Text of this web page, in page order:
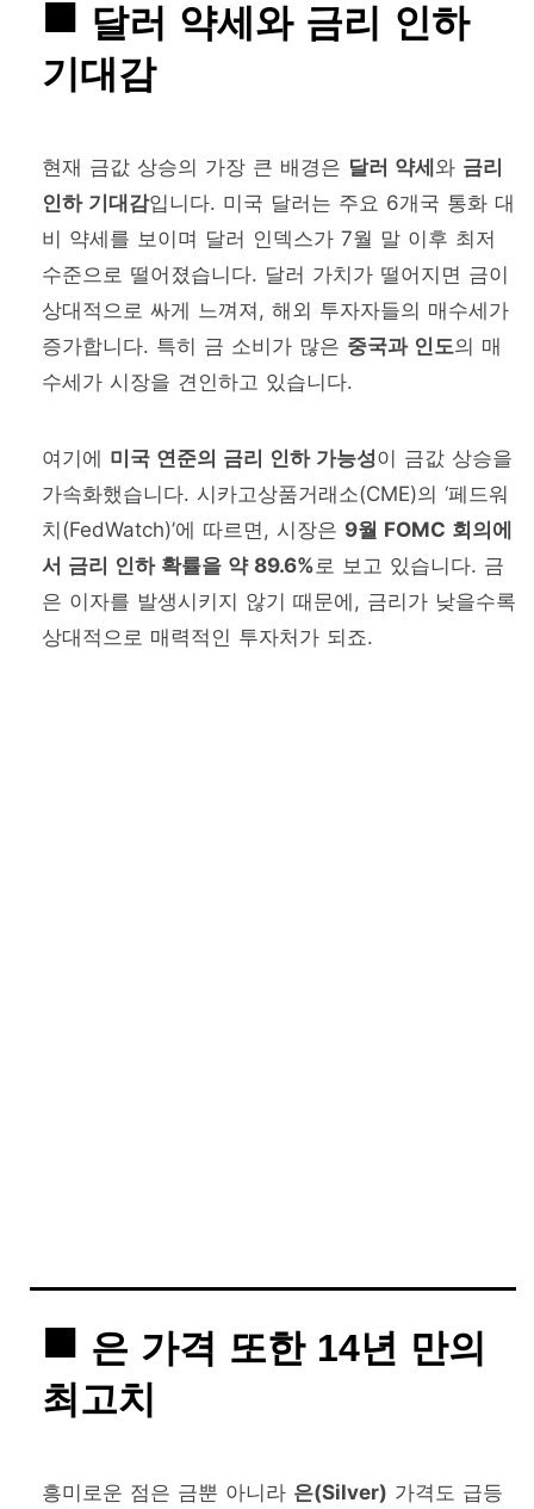
달러 약세와 금리 인하
기대감
현재 금값 상승의 가장 큰 배경은 달러 약세 와 금리
인하 기대감입니다. 미국 달러는 주요 6개국 통화 대
비 약세를 보이며 달러 인덱스가 7월 말 이후 최저
수준으로 떨어졌습니다. 달러 가치가 떨어지면 금이
상대적으로 싸게 느껴져, 해외 투자자들의 매수세가
증가합니다. 특히 금 소비가 많은 중국과 인도의 매
수세가 시장을 견인하고 있습니다.
여기에 미국 연준의 금리 인하 가능성이 금값 상승을
가속화했습니다. 시카고상품거래소(CME)의 ‘페드워
치(FedWatch)’에 따르면, 시장은 9월 FOMC 회의에
서 금리 인하 확률을 약 89.6%로 보고 있습니다. 금
은 이자를 발생시키지 않기 때문에, 금리가 낮을수록
상대적으로 매력적인 투자처가 되죠.
은 가격 또한 14년 만의
최고치
흥미로운 점은 금뿐 아니라 은(Silver) 가격도 급등